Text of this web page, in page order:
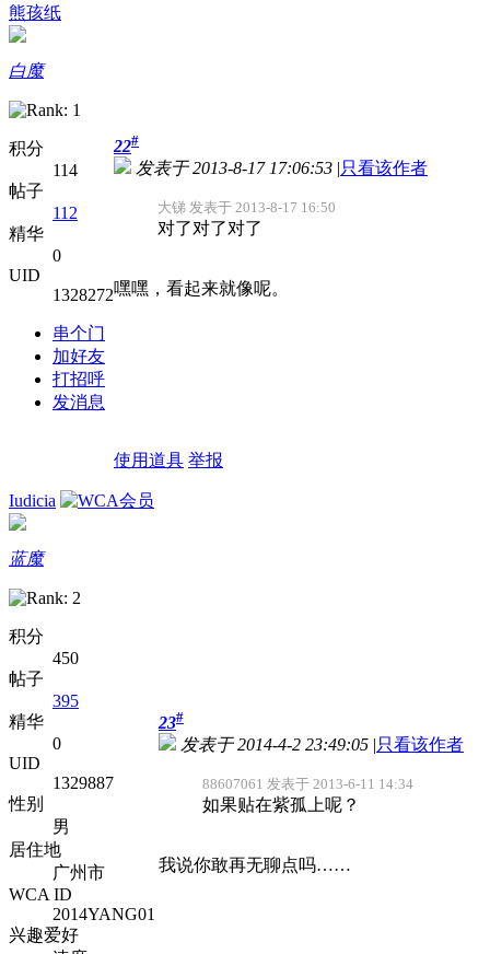
熊孩纸
白魔
积分
114
帖子
112
精华
0
UID
1328272
串个门
加好友
打招呼
发消息
22#
发表于 2013-8-17 17:06:53 |只看该作者
大锑 发表于 2013-8-17 16:50
对了对了对了
嘿嘿，看起来就像呢。
使用道具 举报
Iudicia
蓝魔
积分
450
帖子
395
精华
0
UID
1329887
性别
男
居住地
广州市
WCA ID
2014YANG01
兴趣爱好
23#
发表于 2014-4-2 23:49:05 |只看该作者
88607061 发表于 2013-6-11 14:34
如果贴在紫孤上呢？
我说你敢再无聊点吗……